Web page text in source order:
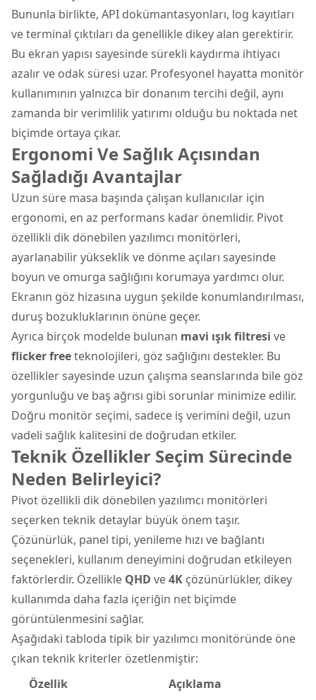
Bununla birlikte, API dokümantasyonları, log kayıtları
ve terminal çıktıları da genellikle dikey alan gerektirir.
Bu ekran yapısı sayesinde sürekli kaydırma ihtiyacı
azalır ve odak süresi uzar. Profesyonel hayatta monitör
kullanımının yalnızca bir donanım tercihi değil, aynı
zamanda bir verimlilik yatırımı olduğu bu noktada net
biçimde ortaya çıkar.
Ergonomi Ve Sağlık Açısından
Sağladığı Avantajlar
Uzun süre masa başında çalışan kullanıcılar için
ergonomi, en az performans kadar önemlidir. Pivot
özellikli dik dönebilen yazılımcı monitörleri,
ayarlanabilir yükseklik ve dönme açıları sayesinde
boyun ve omurga sağlığını korumaya yardımcı olur.
Ekranın göz hizasına uygun şekilde konumlandırılması,
duruş bozukluklarının önüne geçer.
Ayrıca birçok modelde bulunan mavi ışık filtresi ve
flicker freeteknolojileri, göz sağlığını destekler. Bu
özellikler sayesinde uzun çalışma seanslarında bile göz
yorgunluğu ve baş ağrısı gibi sorunlar minimize edilir.
Doğru monitör seçimi, sadece iş verimini değil, uzun
vadeli sağlık kalitesini de doğrudan etkiler.
Teknik Özellikler Seçim Sürecinde
Neden Belirleyici?
Pivot özellikli dik dönebilen yazılımcı monitörleri
seçerken teknik detaylar büyük önem taşır.
Çözünürlük, panel tipi, yenileme hızı ve bağlantı
seçenekleri, kullanım deneyimini doğrudan etkileyen
faktörlerdir. Özellikle QHD ve4K çözünürlükler, dikey
kullanımda daha fazla içeriğin net biçimde
görüntülenmesini sağlar.
Aşağıdaki tabloda tipik bir yazılımcı monitöründe öne
çıkan teknik kriterler özetlenmiştir:
Özellik
Açıklama